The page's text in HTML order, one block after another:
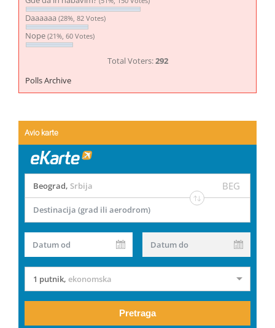
Daaaaaa (28%, 82 Votes)
Nope (21%, 60 Votes)
Total Voters:292
Polls Archive
Avio karte
Beograd, Srbija BEG
Destinacija (grad ili aerodrom)
Datum od Datum do
1 putnik, ekonomska
Pretraga